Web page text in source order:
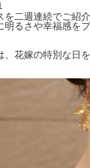
二週連続でご紹介
るさや幸福感
花嫁の特別な